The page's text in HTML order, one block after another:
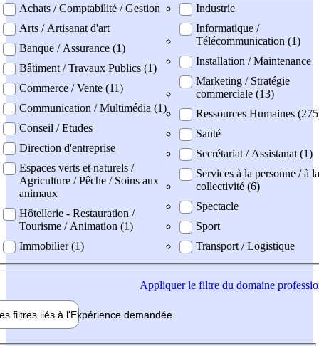
professionel
Achats / Comptabilité / Gestion
Arts / Artisanat d'art
Banque / Assurance (1)
Bâtiment / Travaux Publics (1)
Commerce / Vente (11)
Communication / Multimédia (1)
Conseil / Etudes
Direction d'entreprise
Espaces verts et naturels /
Agriculture / Pêche / Soins aux
animaux
Hôtellerie - Restauration /
Tourisme / Animation (1)
Immobilier (1)
Industrie
Informatique /
Télécommunication (1)
Installation / Maintenance
Marketing / Stratégie
commerciale (13)
Ressources Humaines
Santé
Secrétariat / Assistanat (1)
Services à la personne / à la
collectivité (6)
Spectacle
Sport
Transport / Logistique
Appliquerle filtre du domaine
filtres liés à l'Expérience demandée